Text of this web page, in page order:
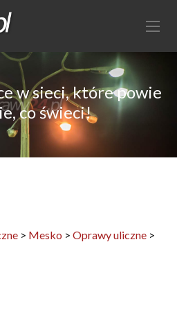
w sieci, które powie
co świeci!
> Mesko > Oprawy uliczne >